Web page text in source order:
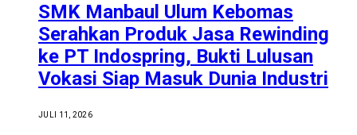
SMK Manbaul Ulum Kebomas
Serahkan Produk Jasa Rewinding
ke PT Indospring, Bukti Lulusan
Vokasi Siap Masuk Dunia Industri
JULI 11, 2026